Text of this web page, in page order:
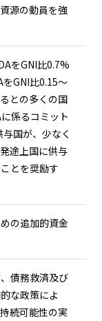
源の動員を強
をGNI比0.7%
をGNI比0.15～
との多くの国
係るコミット
国が、少なく
途上国に供与
とを奨励す
の追加的資金
債務救済及び
な政策によ
続可能性の実